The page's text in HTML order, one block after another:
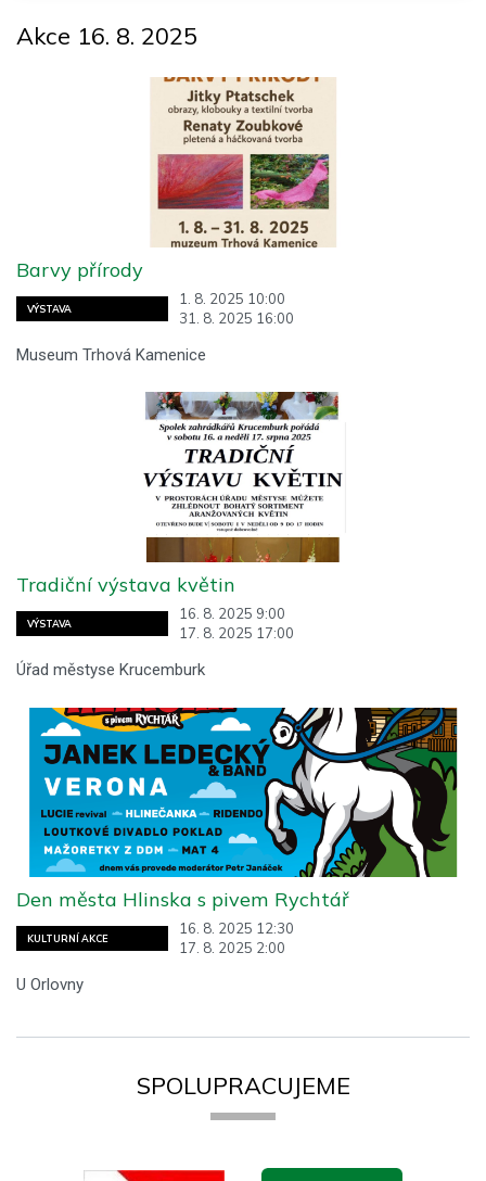
Akce 16. 8. 2025
VÝSTAVA
1. 8. 2025 10:00
31. 8. 2025 16:00
Barvy přírody
Museum Trhová Kamenice
VÝSTAVA
16. 8. 2025 9:00
17. 8. 2025 17:00
Tradiční výstava květin
Úřad městyse Krucemburk
KULTURNÍ AKCE
16. 8. 2025 12:30
17. 8. 2025 2:00
Den města Hlinska s pivem Rychtář
U Orlovny
SPOLUPRACUJEME